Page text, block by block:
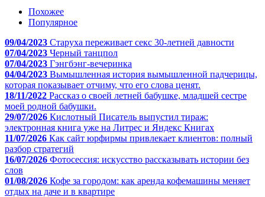
Похожее
Популярное
09/04/2023 Старуха переживает секс 30-летней давности
07/04/2023 Черный танцпол
07/04/2023 Гэнгбэнг-вечеринка
04/04/2023 Вымышленная история вымышленной падчерицы,
которая показывает отчиму, что его слова ценят.
18/11/2022 Рассказ о своей летней бабушке, младшей сестре
моей родной бабушки.
29/07/2026 Кислотный Писатель выпустил тираж:
электронная книга уже на Литрес и Яндекс Книгах
11/07/2026 Как сайт юрфирмы привлекает клиентов: полный
разбор стратегий
16/07/2026 Фотосессия: искусство рассказывать истории без
слов
01/08/2026 Кофе за городом: как аренда кофемашины меняет
отдых на даче и в квартире